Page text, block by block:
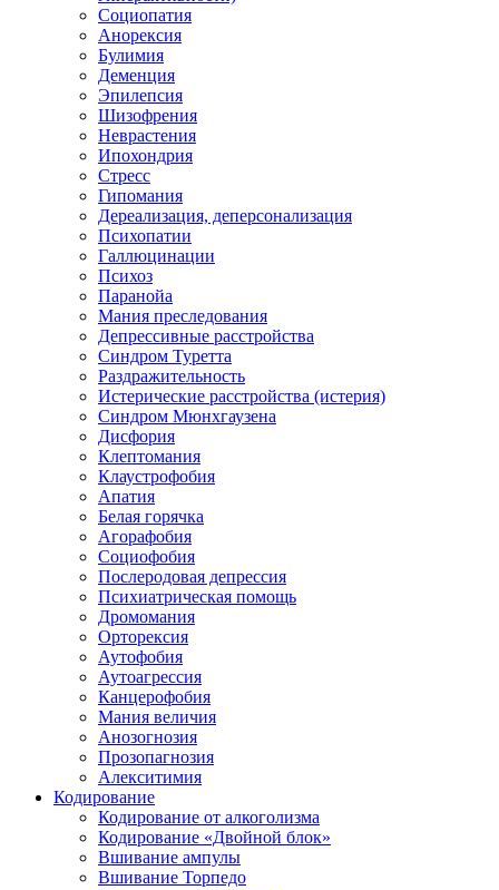
Социопатия
Анорексия
Булимия
Деменция
Эпилепсия
Шизофрения
Неврастения
Ипохондрия
Стресс
Гипомания
Дереализация, деперсонализация
Психопатии
Галлюцинации
Психоз
Паранойа
Мания преследования
Депрессивные расстройства
Синдром Туретта
Раздражительность
Истерические расстройства (истерия)
Синдром Мюнхгаузена
Дисфория
Клептомания
Клаустрофобия
Апатия
Белая горячка
Агорафобия
Социофобия
Послеродовая депрессия
Психиатрическая помощь
Дромомания
Орторексия
Аутофобия
Аутоагрессия
Канцерофобия
Мания величия
Анозогнозия
Прозопагнозия
Алекситимия
Кодирование
Кодирование от алкоголизма
Кодирование «Двойной блок»
Вшивание ампулы
Вшивание Торпедо